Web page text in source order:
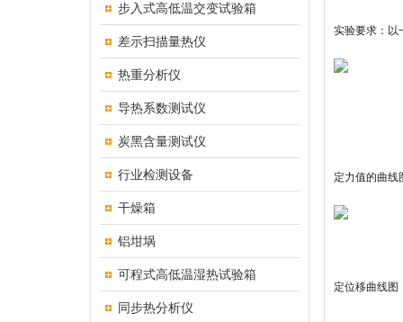
步入式高低温交变试验箱
差示扫描量热仪
热重分析仪
导热系数测试仪
炭黑含量测试仪
行业检测设备
干燥箱
铝坩埚
可程式高低温湿热试验箱
同步热分析仪
实验要求：以
定力值的曲线
定位移曲线图